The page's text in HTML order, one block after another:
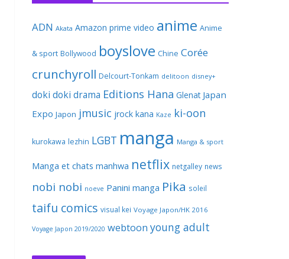
ADN Akata Amazon prime video anime Anime
& sport Bollywood boyslove Chine Corée
crunchyroll Delcourt-Tonkam delitoon disney+
doki doki drama Editions Hana Glenat Japan
Expo Japon jmusic jrock kana Kaze ki-oon
kurokawa lezhin LGBT manga Manga & sport
Manga et chats manhwa netflix netgalley news
nobi nobi noeve Panini manga Pika soleil
taifu comics visual kei Voyage Japon/HK 2016
Voyage Japon 2019/2020 webtoon young adult